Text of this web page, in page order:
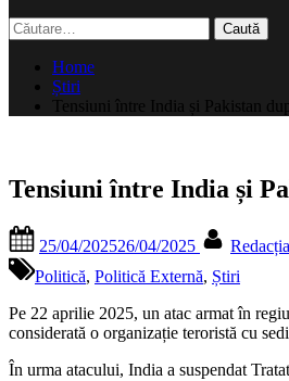
Caută
după:
Home
Știri
Tensiuni între India și Pakistan
Tensiuni între India și
on
25/04/202526/04/2025 Redacția
Politică, Politică Externă, Știri
Pe 22 aprilie 2025, un atac armat în
considerată o organizație teroristă cu
În urma atacului, India a suspendat